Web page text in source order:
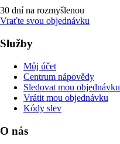
30 dní na rozmyšlenou
Vraťte svou objednávku
Služby
Můj účet
Centrum nápovědy
Sledovat mou objednávku
Vrátit mou objednávku
Kódy slev
O nás